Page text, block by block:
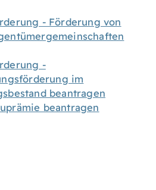
- Förderung von
-
im
beantragen
beantragen